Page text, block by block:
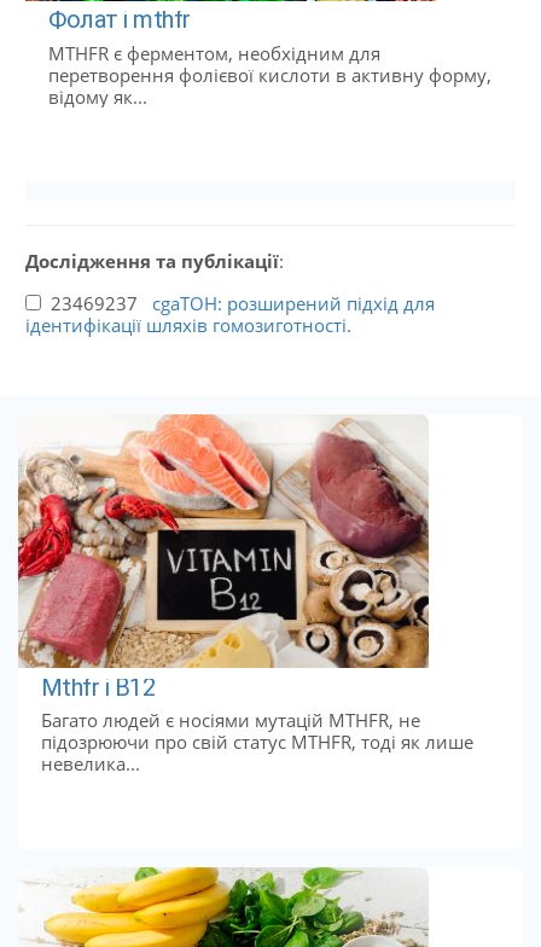
Фолат і mthfr
MTHFR є ферментом, необхідним для
перетворення фолієвої кислоти в активну форму,
відому як...
Дослідження та публікації:
23469237 cgaTOH: розширений підхід для
ідентифікації шляхів гомозиготності.
Mthfr і B12
Багато людей є носіями мутацій MTHFR, не
підозрюючи про свій статус MTHFR, тоді як лише
невелика...